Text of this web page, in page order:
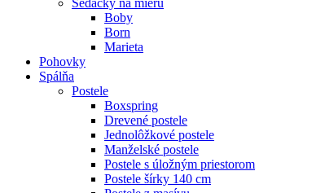
Sedačky na mieru
Boby
Born
Marieta
Pohovky
Spálňa
Postele
Boxspring
Drevené postele
Jednolôžkové postele
Manželské postele
Postele s úložným priestorom
Postele šírky 140 cm